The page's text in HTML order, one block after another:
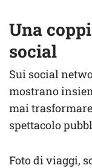
Una
social
Sui social
mostrano
mai
spettacolo
Foto di viaggi,